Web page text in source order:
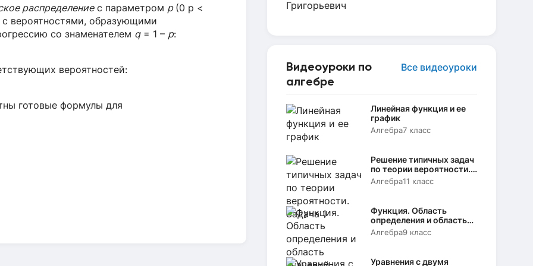
Видеоуроки по
алгебре
Все видеоуроки
Линейная функция и ее
график
Алгебра7 класс
Решение типичных задач
по теории вероятности.
Задача 1
Алгебра11 класс
Функция. Область
определения и область
значений
Алгебра9 класс
Уравнения с двумя
распределениес параметром р (0 р <
вероятностями, образующими
со знаменателем q= 1 – p:
вероятностей:
готовые формулы для